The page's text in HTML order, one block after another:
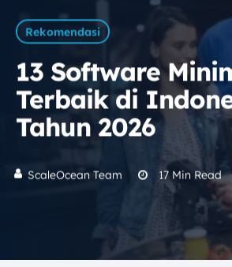
Rekomendasi
13 Software
Terbaik di
Tahun 2026
ScaleOcean Team 17Min Read